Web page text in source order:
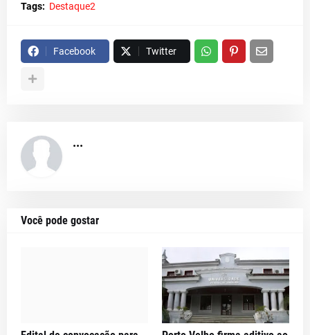
Tags: Destaque2
Facebook Twitter
...
Você pode gostar